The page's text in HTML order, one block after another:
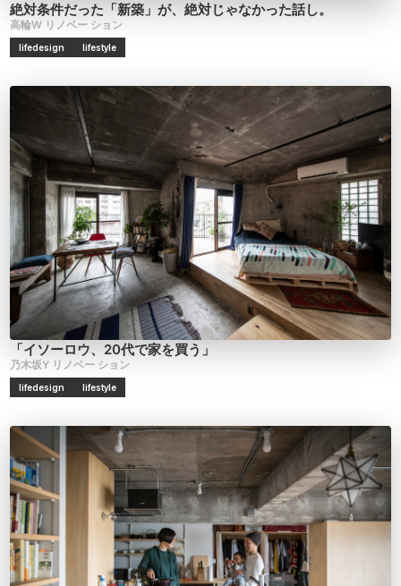
絶対条件だった「新築」が、絶対じゃなかった話し。
高輪W リノベー ション
lifedesign lifestyle
「イソーロウ、20代で家を買う」
乃木坂Y リノベー ション
lifedesign lifestyle